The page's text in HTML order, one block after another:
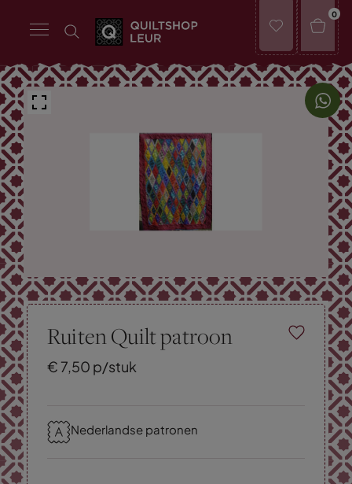
0
Ruiten Quilt patroon
€ 7,50 p/stuk
Nederlandse patronen